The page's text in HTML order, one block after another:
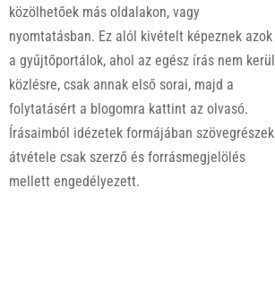
közölhetőek más oldalakon, vagy
nyomtatásban. Ez alól kivételt képeznek azok
a gyűjtőportálok, ahol az egész írás nem kerül
közlésre, csak annak első sorai, majd a
folytatásért a blogomra kattint az olvasó.
Írásaimból idézetek formájában szövegrészek
átvétele csak szerző és forrásmegjelölés
mellett engedélyezett.